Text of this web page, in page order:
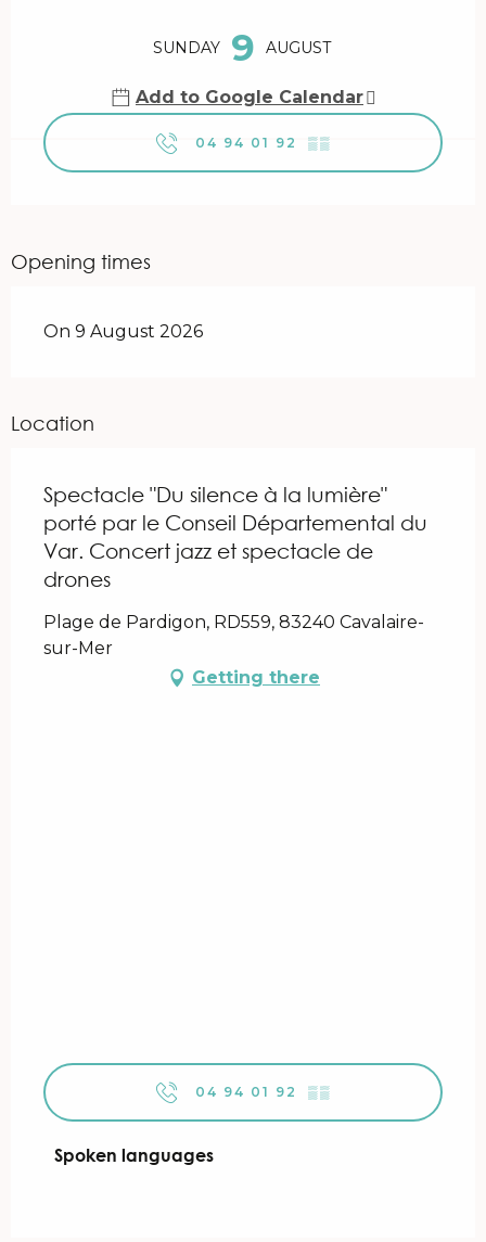
SUNDAY 9 AUGUST
Add to Google Calendar
04 94 01 92 ▒▒
Opening times
On 9 August 2026
Location
Spectacle "Du silence à la lumière"
porté par le Conseil Départemental du
Var. Concert jazz et spectacle de
drones
Plage de Pardigon, RD559, 83240 Cavalaire-
sur-Mer
Getting there
04 94 01 92 ▒▒
Spoken languages
Spoken languages